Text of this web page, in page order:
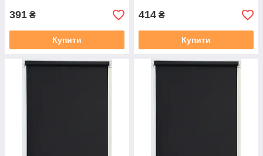
391 ₴
Купити
414 ₴
Купити